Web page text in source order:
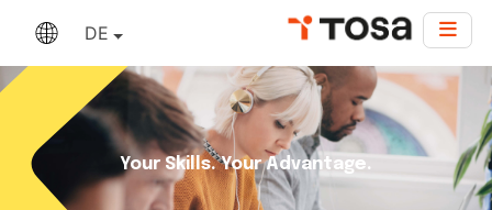
DE
Your Skills. Your Advantage.